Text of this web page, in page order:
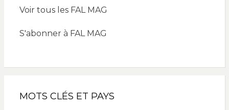
Voir tous les FAL MAG
S'abonner à FAL MAG
MOTS CLÉS ET PAYS